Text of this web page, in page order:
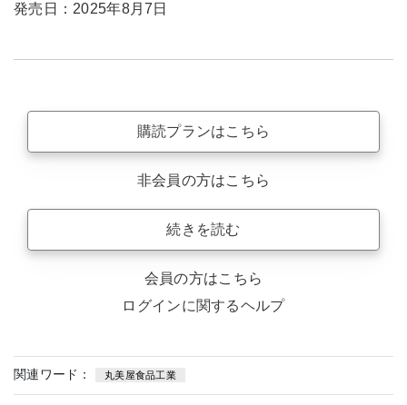
発売日：2025年8月7日
購読プランはこちら
非会員の方はこちら
続きを読む
会員の方はこちら
ログインに関するヘルプ
関連ワード： 丸美屋食品工業